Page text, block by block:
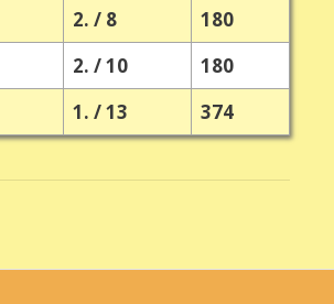
2. / 8
180
2. / 10
180
1. / 13 374